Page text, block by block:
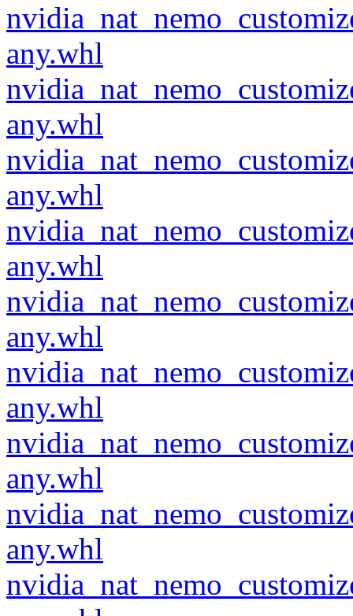
any.whl
any.whl
any.whl
any.whl
any.whl
any.whl
any.whl
any.whl